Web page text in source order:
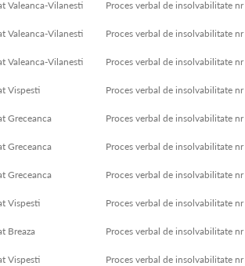
Valeanca-Vilanesti Proces verbal de insolvabilitate
Valeanca-Vilanesti Proces verbal de insolvabilitate
Valeanca-Vilanesti Proces verbal de insolvabilitate
Vispesti Proces verbal de insolvabilitate
Greceanca Proces verbal de insolvabilitate
Greceanca Proces verbal de insolvabilitate
Greceanca Proces verbal de insolvabilitate
Vispesti Proces verbal de insolvabilitate
Breaza Proces verbal de insolvabilitate
Vispesti Proces verbal de insolvabilitate